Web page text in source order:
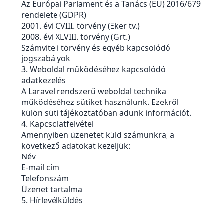
Az Európai Parlament és a Tanács (EU) 2016/679
rendelete (GDPR)
2001. évi CVIII. törvény (Eker tv.)
2008. évi XLVIII. törvény (Grt.)
Számviteli törvény és egyéb kapcsolódó
jogszabályok
3. Weboldal működéséhez kapcsolódó
adatkezelés
A Laravel rendszerű weboldal technikai
működéséhez sütiket használunk. Ezekről
külön süti tájékoztatóban adunk információt.
4. Kapcsolatfelvétel
Amennyiben üzenetet küld számunkra, a
következő adatokat kezeljük:
Név
E-mail cím
Telefonszám
Üzenet tartalma
5. Hírlevélküldés